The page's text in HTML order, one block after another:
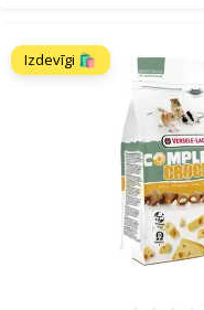
Izdevīgi 🛍️